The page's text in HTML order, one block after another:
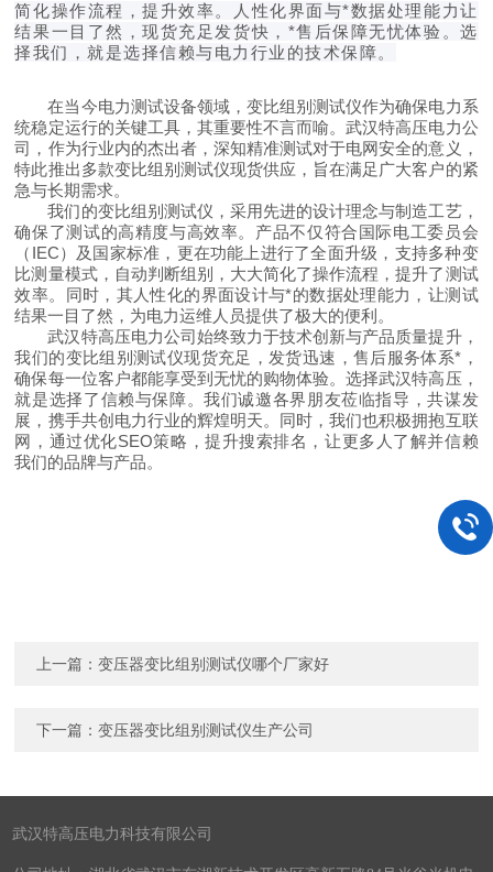
简化操作流程，提升效率。人性化界面与*数据处理能力让
结果一目了然，现货充足发货快，*售后保障无忧体验。选
择我们，就是选择信赖与电力行业的技术保障。
在当今电力测试设备领域，变比组别测试仪作为确保电力系
统稳定运行的关键工具，其重要性不言而喻。武汉特高压电力公
司，作为行业内的杰出者，深知精准测试对于电网安全的意义，
特此推出多款变比组别测试仪现货供应，旨在满足广大客户的紧
急与长期需求。
我们的变比组别测试仪，采用先进的设计理念与制造工艺，
确保了测试的高精度与高效率。产品不仅符合国际电工委员会
（IEC）及国家标准，更在功能上进行了全面升级，支持多种变
比测量模式，自动判断组别，大大简化了操作流程，提升了测试
效率。同时，其人性化的界面设计与*的数据处理能力，让测试
结果一目了然，为电力运维人员提供了极大的便利。
武汉特高压电力公司始终致力于技术创新与产品质量提升，
我们的变比组别测试仪现货充足，发货迅速，售后服务体系*，
确保每一位客户都能享受到无忧的购物体验。选择武汉特高压，
就是选择了信赖与保障。我们诚邀各界朋友莅临指导，共谋发
展，携手共创电力行业的辉煌明天。同时，我们也积极拥抱互联
网，通过优化SEO策略，提升搜索排名，让更多人了解并信赖
我们的品牌与产品。
上一篇：变压器变比组别测试仪哪个厂家好
下一篇：变压器变比组别测试仪生产公司
武汉特高压电力科技有限公司